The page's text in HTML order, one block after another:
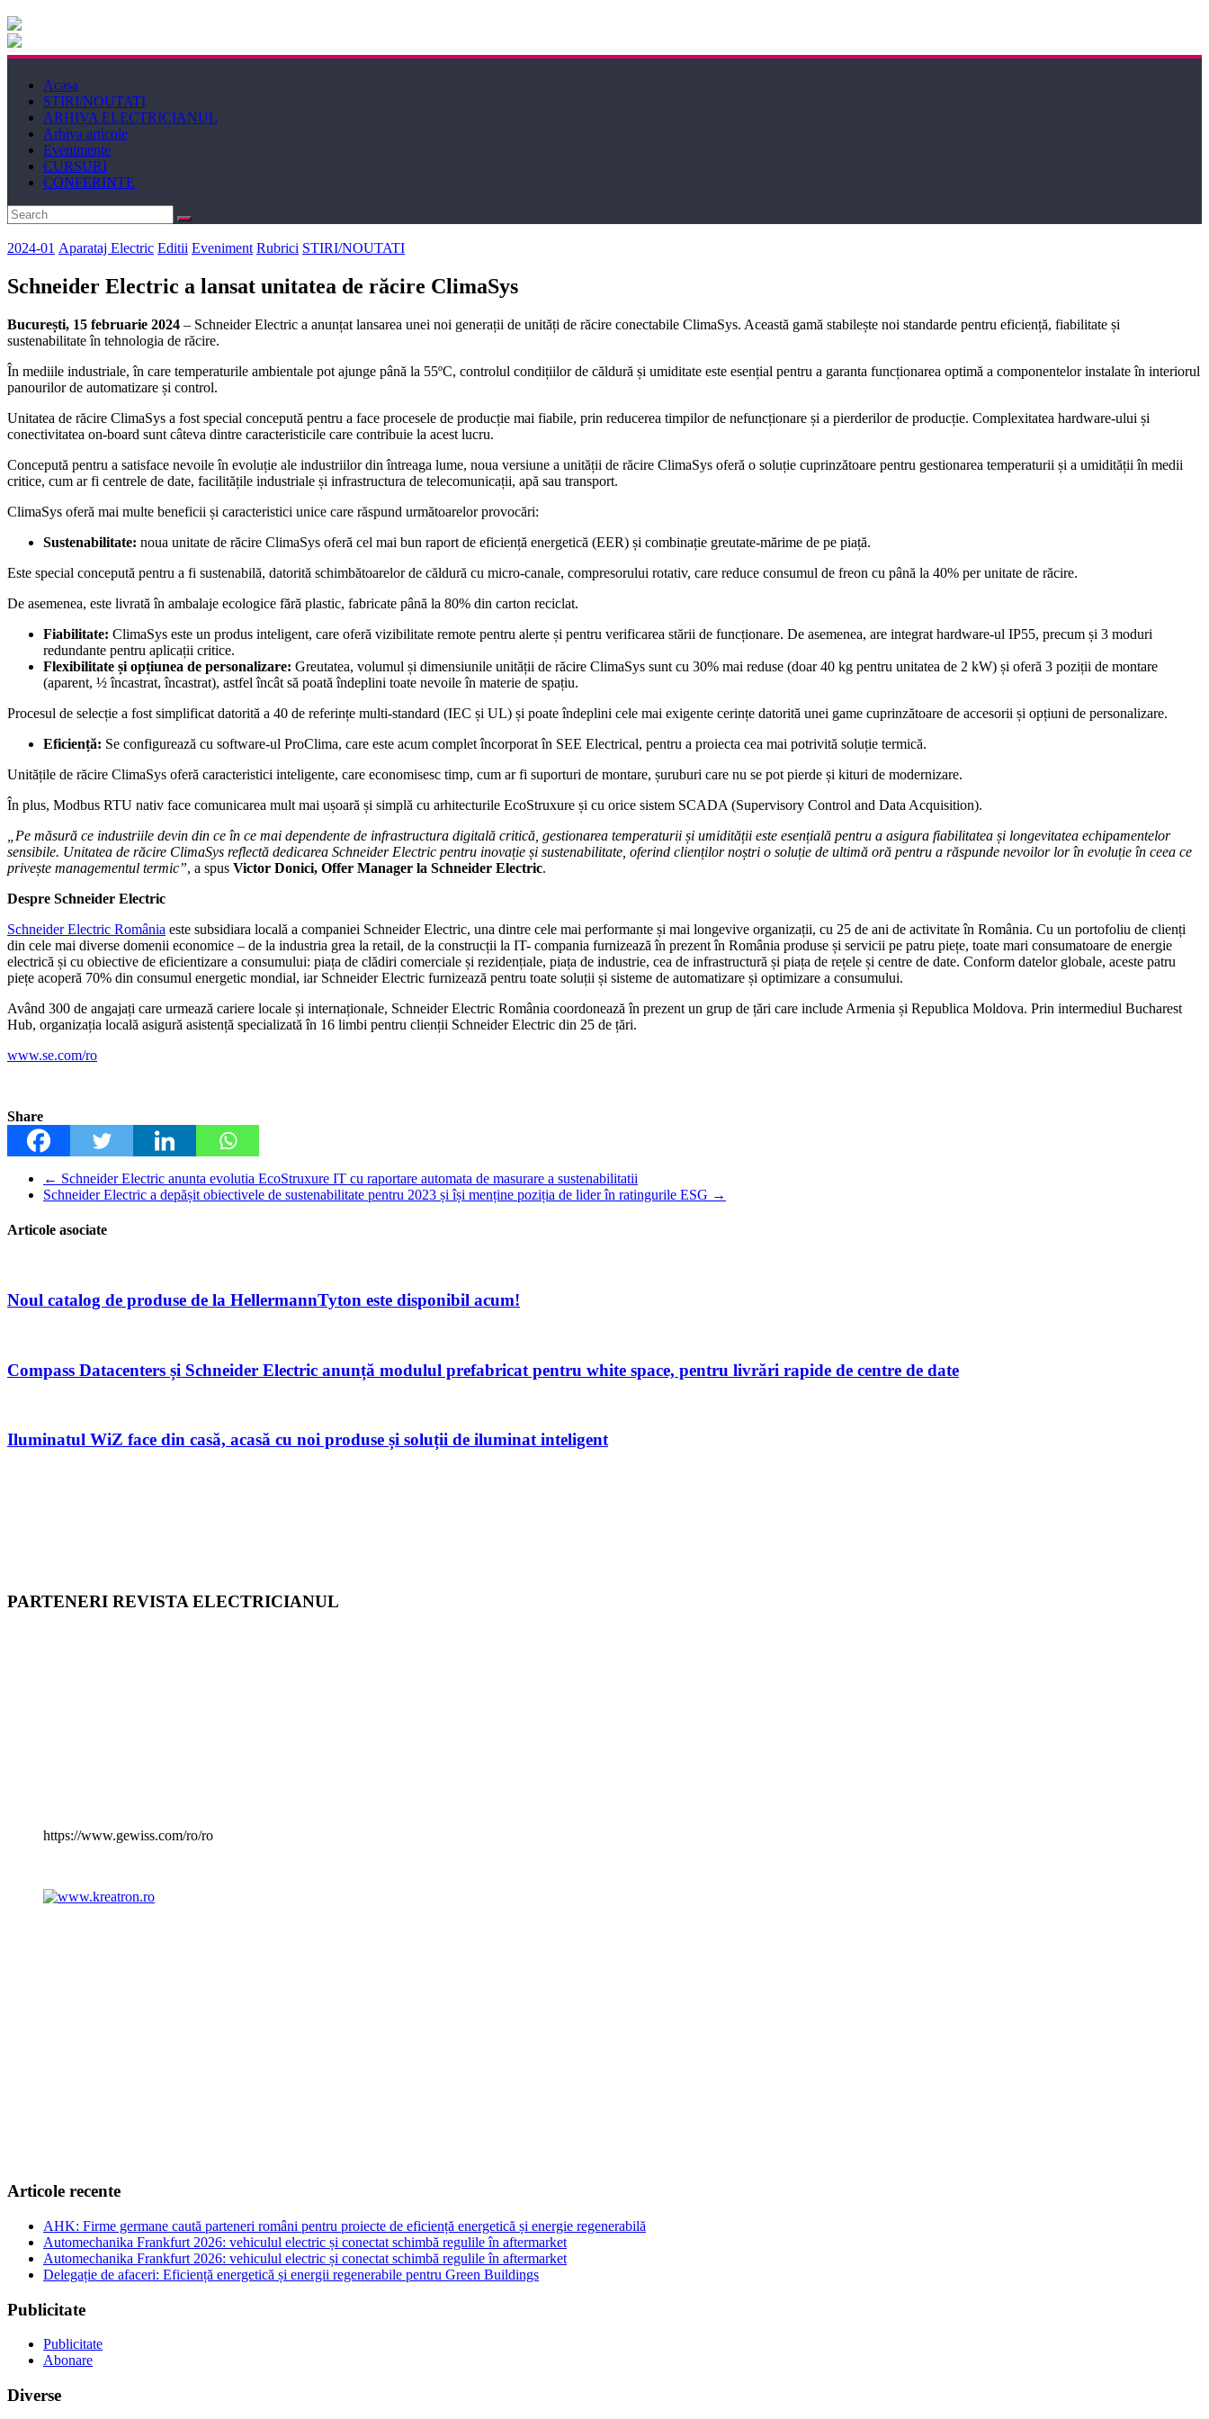
Electricianul
Revista
Electricianul
Acasa
STIRI/NOUTATI
ARHIVA ELECTRICIANUL
Arhiva articole
Evenimente
CURSURI
CONFERINTE
2024-01 Aparataj Electric Editii Eveniment Rubrici STIRI/NOUTATI
Schneider Electric a lansat unitatea de răcire ClimaSys
București, 15 februarie 2024 – Schneider Electric a anunțat lansarea unei noi generații de unități de răcire conectabile ClimaSys. Această gamă stabilește noi standarde pentru eficiență, fiabilitate și
sustenabilitate în tehnologia de răcire.
În mediile industriale, în care temperaturile ambientale pot ajunge până la 55ºC, controlul condițiilor de căldură și umiditate este esențial pentru a garanta funcționarea optimă a componentelor instalate în interiorul
panourilor de automatizare și control.
Unitatea de răcire ClimaSys a fost special concepută pentru a face procesele de producție mai fiabile, prin reducerea timpilor de nefuncționare și a pierderilor de producție. Complexitatea hardware-ului și
conectivitatea on-board sunt câteva dintre caracteristicile care contribuie la acest lucru.
Concepută pentru a satisface nevoile în evoluție ale industriilor din întreaga lume, noua versiune a unității de răcire ClimaSys oferă o soluție cuprinzătoare pentru gestionarea temperaturii și a umidității în medii
critice, cum ar fi centrele de date, facilitățile industriale și infrastructura de telecomunicații, apă sau transport.
ClimaSys oferă mai multe beneficii și caracteristici unice care răspund următoarelor provocări:
Sustenabilitate: noua unitate de răcire ClimaSys oferă cel mai bun raport de eficiență energetică (EER) și combinație greutate-mărime de pe piață.
Este special concepută pentru a fi sustenabilă, datorită schimbătoarelor de căldură cu micro-canale, compresorului rotativ, care reduce consumul de freon cu până la 40% per unitate de răcire.
De asemenea, este livrată în ambalaje ecologice fără plastic, fabricate până la 80% din carton reciclat.
Fiabilitate: ClimaSys este un produs inteligent, care oferă vizibilitate remote pentru alerte și pentru verificarea stării de funcționare. De asemenea, are integrat hardware-ul IP55, precum și 3 moduri
redundante pentru aplicații critice.
Flexibilitate și opțiunea de personalizare: Greutatea, volumul și dimensiunile unității de răcire ClimaSys sunt cu 30% mai reduse (doar 40 kg pentru unitatea de 2 kW) și oferă 3 poziții de montare
(aparent, ½ încastrat, încastrat), astfel încât să poată îndeplini toate nevoile în materie de spațiu.
Procesul de selecție a fost simplificat datorită a 40 de referințe multi-standard (IEC și UL) și poate îndeplini cele mai exigente cerințe datorită unei game cuprinzătoare de accesorii și opțiuni de personalizare.
Eficiență: Se configurează cu software-ul ProClima, care este acum complet încorporat în SEE Electrical, pentru a proiecta cea mai potrivită soluție termică.
Unitățile de răcire ClimaSys oferă caracteristici inteligente, care economisesc timp, cum ar fi suporturi de montare, șuruburi care nu se pot pierde și kituri de modernizare.
În plus, Modbus RTU nativ face comunicarea mult mai ușoară și simplă cu arhitecturile EcoStruxure și cu orice sistem SCADA (Supervisory Control and Data Acquisition).
„Pe măsură ce industriile devin din ce în ce mai dependente de infrastructura digitală critică, gestionarea temperaturii și umidității este esențială pentru a asigura fiabilitatea și longevitatea echipamentelor
sensibile. Unitatea de răcire ClimaSys reflectă dedicarea Schneider Electric pentru inovație și sustenabilitate, oferind clienților noștri o soluție de ultimă oră pentru a răspunde nevoilor lor în evoluție în ceea ce
privește managementul termic”, a spus Victor Donici, Offer Manager la Schneider Electric.
Despre Schneider Electric
Schneider Electric România este subsidiara locală a companiei Schneider Electric, una dintre cele mai performante și mai longevive organizații, cu 25 de ani de activitate în România. Cu un portofoliu de clienți
din cele mai diverse domenii economice – de la industria grea la retail, de la construcții la IT- compania furnizează în prezent în România produse și servicii pe patru piețe, toate mari consumatoare de energie
electrică și cu obiective de eficientizare a consumului: piața de clădiri comerciale și rezidențiale, piața de industrie, cea de infrastructură și piața de rețele și centre de date. Conform datelor globale, aceste patru
piețe acoperă 70% din consumul energetic mondial, iar Schneider Electric furnizează pentru toate soluții și sisteme de automatizare și optimizare a consumului.
Având 300 de angajați care urmează cariere locale și internaționale, Schneider Electric România coordonează în prezent un grup de țări care include Armenia și Republica Moldova. Prin intermediul Bucharest
Hub, organizația locală asigură asistență specializată în 16 limbi pentru clienții Schneider Electric din 25 de țări.
www.se.com/ro
Share
← Schneider Electric anunta evolutia EcoStruxure IT cu raportare automata de masurare a sustenabilitatii
Schneider Electric a depășit obiectivele de sustenabilitate pentru 2023 și își menține poziția de lider în ratingurile ESG →
Articole asociate
Noul catalog de produse de la HellermannTyton este disponibil acum!
Compass Datacenters și Schneider Electric anunță modulul prefabricat pentru white space, pentru livrări rapide de centre de date
Iluminatul WiZ face din casă, acasă cu noi produse și soluții de iluminat inteligent
PARTENERI REVISTA ELECTRICIANUL
https://www.gewiss.com/ro/ro
Articole recente
AHK: Firme germane caută parteneri români pentru proiecte de eficiență energetică și energie regenerabilă
Automechanika Frankfurt 2026: vehiculul electric și conectat schimbă regulile în aftermarket
Automechanika Frankfurt 2026: vehiculul electric și conectat schimbă regulile în aftermarket
Delegație de afaceri: Eficiență energetică și energii regenerabile pentru Green Buildings
Publicitate
Publicitate
Abonare
Diverse